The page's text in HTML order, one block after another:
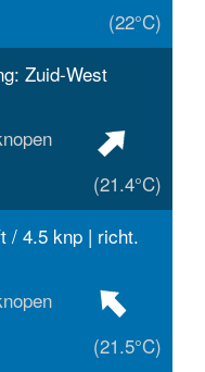
(22°C)
Zuid-West
(21.4°C)
/ 4.5 knp | richt.
(21.5°C)